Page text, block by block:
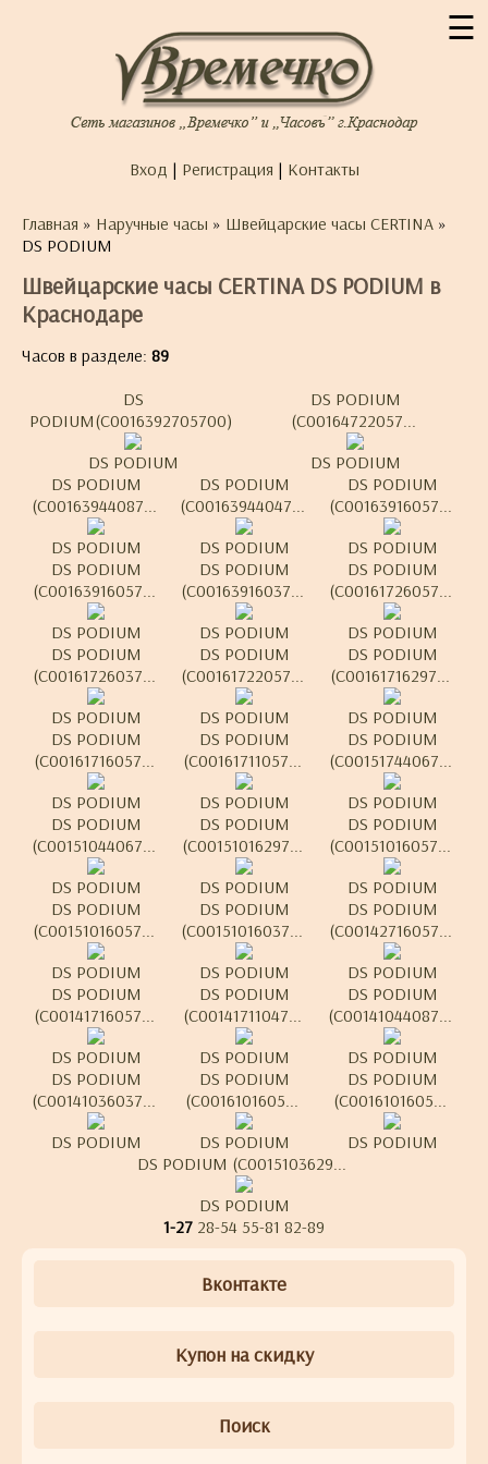
☰
Вход | Регистрация | Контакты
Главная » Наручные часы » Швейцарские часы CERTINA »
DS PODIUM
Швейцарские часы CERTINA DS PODIUM в
Краснодаре
Часов в разделе: 89
DS
PODIUM(C0016392705700)
DS PODIUM
DS PODIUM
(C00164722057...
DS PODIUM
DS PODIUM
(C00163944087...
DS PODIUM
DS PODIUM
(C00163944047...
DS PODIUM
DS PODIUM
(C00163916057...
DS PODIUM
DS PODIUM
(C00163916057...
DS PODIUM
DS PODIUM
(C00163916037...
DS PODIUM
DS PODIUM
(C00161726057...
DS PODIUM
DS PODIUM
(C00161726037...
DS PODIUM
DS PODIUM
(C00161722057...
DS PODIUM
DS PODIUM
(C00161716297...
DS PODIUM
DS PODIUM
(C00161716057...
DS PODIUM
DS PODIUM
(C00161711057...
DS PODIUM
DS PODIUM
(C00151744067...
DS PODIUM
DS PODIUM
(C00151044067...
DS PODIUM
DS PODIUM
(C00151016297...
DS PODIUM
DS PODIUM
(C00151016057...
DS PODIUM
DS PODIUM
(C00151016057...
DS PODIUM
DS PODIUM
(C00151016037...
DS PODIUM
DS PODIUM
(C00142716057...
DS PODIUM
DS PODIUM
(C00141716057...
DS PODIUM
DS PODIUM
(C00141711047...
DS PODIUM
DS PODIUM
(C00141044087...
DS PODIUM
DS PODIUM
(C00141036037...
DS PODIUM
DS PODIUM
(C0016101605...
DS PODIUM
DS PODIUM
(C0016101605...
DS PODIUM
DS PODIUM (C0015103629...
DS PODIUM
1-27 28-54 55-81 82-89
Вконтакте
Купон на скидку
Поиск